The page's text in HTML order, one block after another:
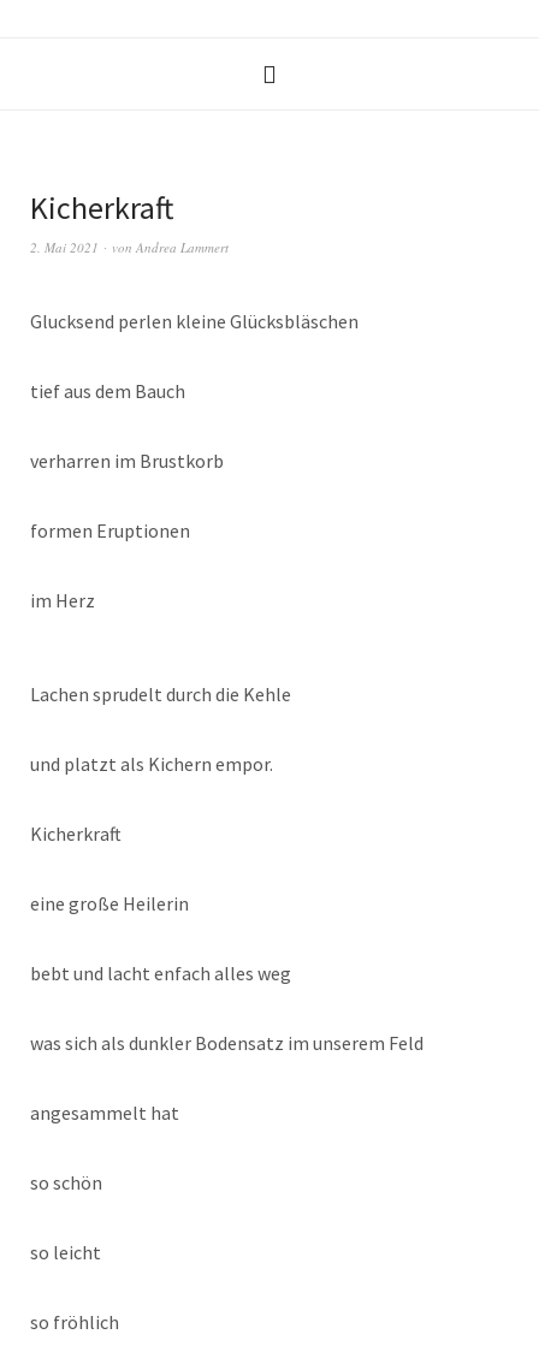
Kicherkraft
2. Mai 2021 von Andrea Lammert
Glucksend perlen kleine Glücksbläschen
tief aus dem Bauch
verharren im Brustkorb
formen Eruptionen
im Herz
Lachen sprudelt durch die Kehle
und platzt als Kichern empor.
Kicherkraft
eine große Heilerin
bebt und lacht enfach alles weg
was sich als dunkler Bodensatz im unserem Feld
angesammelt hat
so schön
so leicht
so fröhlich